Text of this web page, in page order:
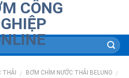
THẢI / BƠM CHÌM NƯỚC THẢI BELUNO /